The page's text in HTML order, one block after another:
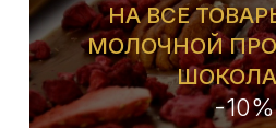
НА ВСЕ
МОЛОЧНОЙ
-10%